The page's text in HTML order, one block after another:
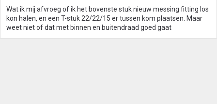
Wat ik mij afvroeg of ik het bovenste stuk nieuw messing fitting los
kon halen, en een T-stuk 22/22/15 er tussen kom plaatsen. Maar
weet niet of dat met binnen en buitendraad goed gaat